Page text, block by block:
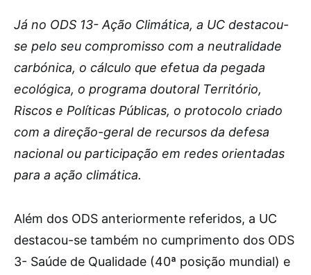
Já no ODS 13- Ação Climática, a UC destacou-
se pelo seu compromisso com a neutralidade
carbónica, o cálculo que efetua da pegada
ecológica, o programa doutoral Território,
Riscos e Políticas Públicas, o protocolo criado
com a direção-geral de recursos da defesa
nacional ou participação em redes orientadas
para a ação climática.
Além dos ODS anteriormente referidos, a UC
destacou-se também no cumprimento dos ODS
3- Saúde de Qualidade (40ª posição mundial) e